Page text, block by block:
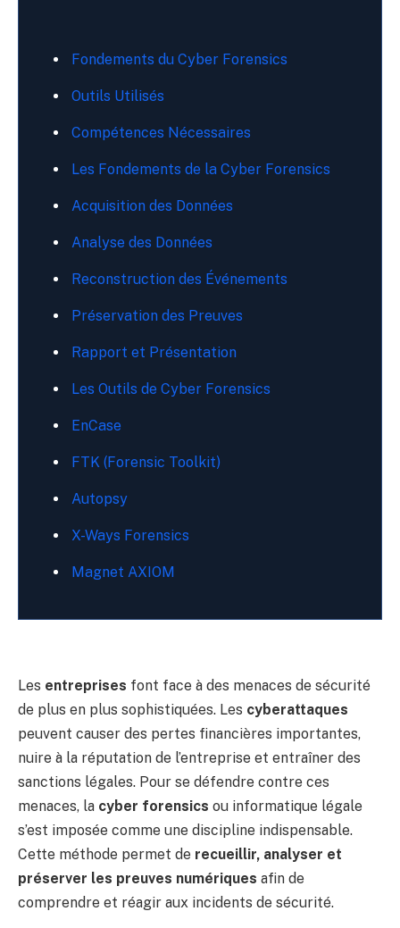
Fondements du Cyber Forensics
Outils Utilisés
Compétences Nécessaires
Les Fondements de la Cyber Forensics
Acquisition des Données
Analyse des Données
Reconstruction des Événements
Préservation des Preuves
Rapport et Présentation
Les Outils de Cyber Forensics
EnCase
FTK (Forensic Toolkit)
Autopsy
X-Ways Forensics
Magnet AXIOM
Les entreprises font face à des menaces de sécurité
de plus en plus sophistiquées. Les cyberattaques
peuvent causer des pertes financières importantes,
nuire à la réputation de l’entreprise et entraîner des
sanctions légales. Pour se défendre contre ces
menaces, la cyber forensics ou informatique légale
s’est imposée comme une discipline indispensable.
Cette méthode permet de recueillir, analyser et
préserver les preuves numériques afin de
comprendre et réagir aux incidents de sécurité.